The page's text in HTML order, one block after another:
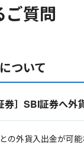
ご質問
ついて
券］SBI証券へ外
の外貨入出金が可